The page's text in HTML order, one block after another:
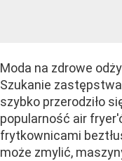
Moda na zdrowe
Szukanie
szybko przerodziło
popularność air
frytkownicami
może zmylić,